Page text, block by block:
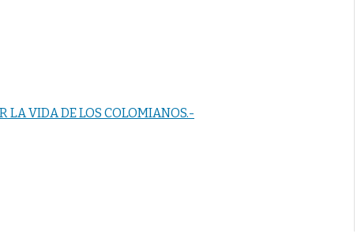
LA VIDA DE LOS COLOMIANOS.-